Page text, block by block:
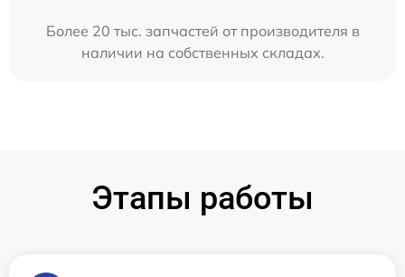
Более 20 тыс. запчастей от производителя в
наличии на собственных складах.
Этапы работы